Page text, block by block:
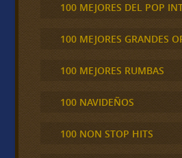
100 MEJORES DEL POP
100 MEJORES GRANDES
100 MEJORES RUMBAS
100 NAVIDEÑOS
100 NON STOP HITS